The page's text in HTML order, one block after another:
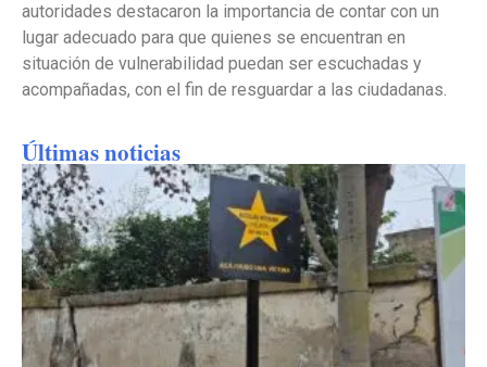
autoridades destacaron la importancia de contar con un
lugar adecuado para que quienes se encuentran en
situación de vulnerabilidad puedan ser escuchadas y
acompañadas, con el fin de resguardar a las ciudadanas.
Últimas noticias